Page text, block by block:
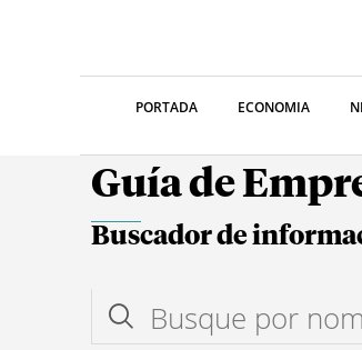
PORTADA ECONOMIA
Guía de
Buscador de